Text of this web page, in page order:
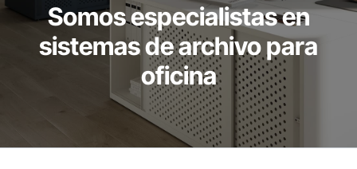
Somos especialistas en
sistemas de archivo para
oficina